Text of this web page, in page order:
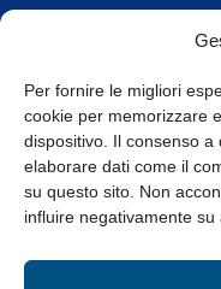
Per fornire le migliori
cookie per memorizzare
dispositivo. Il consenso
elaborare dati come il
su questo sito. Non
influire negativamente su
8.30-
©
Privacy Policy